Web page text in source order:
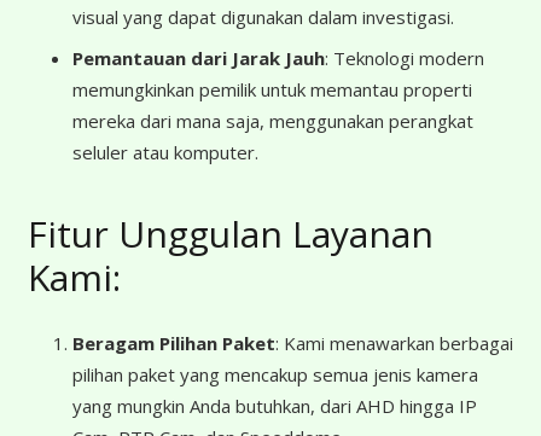
visual yang dapat digunakan dalam investigasi.
Pemantauan dari Jarak Jauh: Teknologi modern
memungkinkan pemilik untuk memantau properti
mereka dari mana saja, menggunakan perangkat
seluler atau komputer.
Fitur Unggulan Layanan
Kami:
Beragam Pilihan Paket: Kami menawarkan berbagai
pilihan paket yang mencakup semua jenis kamera
yang mungkin Anda butuhkan, dari AHD hingga IP